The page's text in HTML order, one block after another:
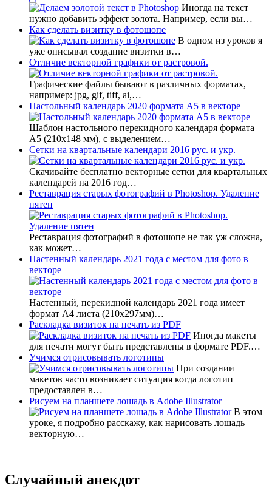
Иногда на текст
нужно добавить эффект золота. Например, если вы…
Как сделать визитку в фотошопе
В одном из уроков я
уже описывал создание визитки в…
Отличие векторной графики от растровой.
Графические файлы бывают в различных форматах,
например: jpg, gif, tiff, ai,…
Настольный календарь 2020 формата А5 в векторе
Шаблон настольного перекидного календаря формата
А5 (210х148 мм), с выделением…
Сетки на квартальные календари 2016 рус. и укр.
Скачивайте бесплатно векторные сетки для квартальных
календарей на 2016 год…
Реставрация старых фотографий в Photoshop. Удаление
пятен
Реставрация фотографий в фотошопе не так уж сложна,
как может…
Настенный календарь 2021 года с местом для фото в
векторе
Настенный, перекидной календарь 2021 года имеет
формат А4 листа (210х297мм)…
Раскладка визиток на печать из PDF
Иногда макеты
для печати могут быть представлены в формате PDF.…
Учимся отрисовывать логотипы
При создании
макетов часто возникает ситуация когда логотип
предоставлен в…
Рисуем на планшете лошадь в Adobe Illustrator
В этом
уроке, я подробно расскажу, как нарисовать лошадь
векторную…
Случайный анекдот